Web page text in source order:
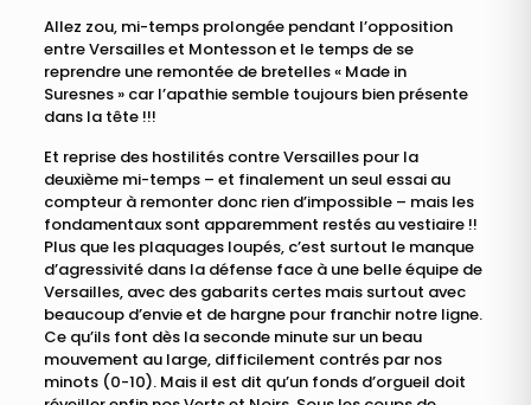
Allez zou, mi-temps prolongée pendant l’opposition
entre Versailles et Montesson et le temps de se
reprendre une remontée de bretelles « Made in
Suresnes » car l’apathie semble toujours bien présente
dans la tête !!!
Et reprise des hostilités contre Versailles pour la
deuxième mi-temps – et finalement un seul essai au
compteur à remonter donc rien d’impossible – mais les
fondamentaux sont apparemment restés au vestiaire !!
Plus que les plaquages loupés, c’est surtout le manque
d’agressivité dans la défense face à une belle équipe de
Versailles, avec des gabarits certes mais surtout avec
beaucoup d’envie et de hargne pour franchir notre ligne.
Ce qu’ils font dès la seconde minute sur un beau
mouvement au large, difficilement contrés par nos
minots (0-10). Mais il est dit qu’un fonds d’orgueil doit